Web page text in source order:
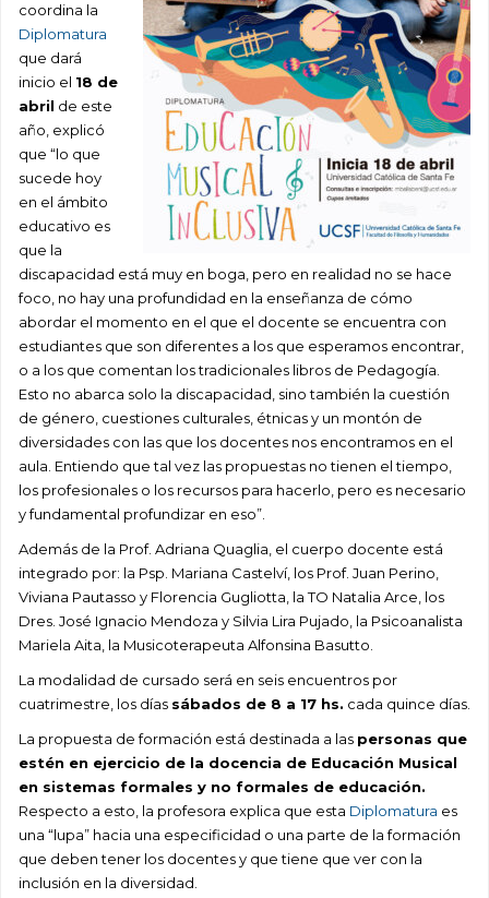
coordina la
Diplomatura
que dará
inicio el 18 de
abril de este
año, explicó
que “lo que
sucede hoy
en el ámbito
educativo es
que la
discapacidad está muy en boga, pero en realidad no se hace
foco, no hay una profundidad en la enseñanza de cómo
abordar el momento en el que el docente se encuentra con
estudiantes que son diferentes a los que esperamos encontrar,
o a los que comentan los tradicionales libros de Pedagogía.
Esto no abarca solo la discapacidad, sino también la cuestión
de género, cuestiones culturales, étnicas y un montón de
diversidades con las que los docentes nos encontramos en el
aula. Entiendo que tal vez las propuestas no tienen el tiempo,
los profesionales o los recursos para hacerlo, pero es necesario
y fundamental profundizar en eso”.
Además de la Prof. Adriana Quaglia, el cuerpo docente está
integrado por: la Psp. Mariana Castelví, los Prof. Juan Perino,
Viviana Pautasso y Florencia Gugliotta, la TO Natalia Arce, los
Dres. José Ignacio Mendoza y Silvia Lira Pujado, la Psicoanalista
Mariela Aita, la Musicoterapeuta Alfonsina Basutto.
La modalidad de cursado será en seis encuentros por
cuatrimestre, los días sábados de 8 a 17 hs. cada quince días.
La propuesta de formación está destinada a las personas que
estén en ejercicio de la docencia de Educación Musical
en sistemas formales y no formales de educación.
Respecto a esto, la profesora explica que esta Diplomatura es
una “lupa” hacia una especificidad o una parte de la formación
que deben tener los docentes y que tiene que ver con la
inclusión en la diversidad.